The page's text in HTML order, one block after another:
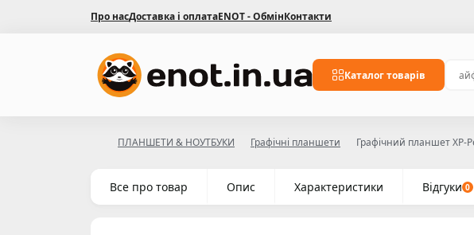
Про насДоставка і оплатаENOT - ОбмінКонтакти
Каталог товарів
ПЛАНШЕТИ & НОУТБУКИ Графічні планшети Графічний планшет XP-
Все про товар Опис Характеристики Відгуки 0